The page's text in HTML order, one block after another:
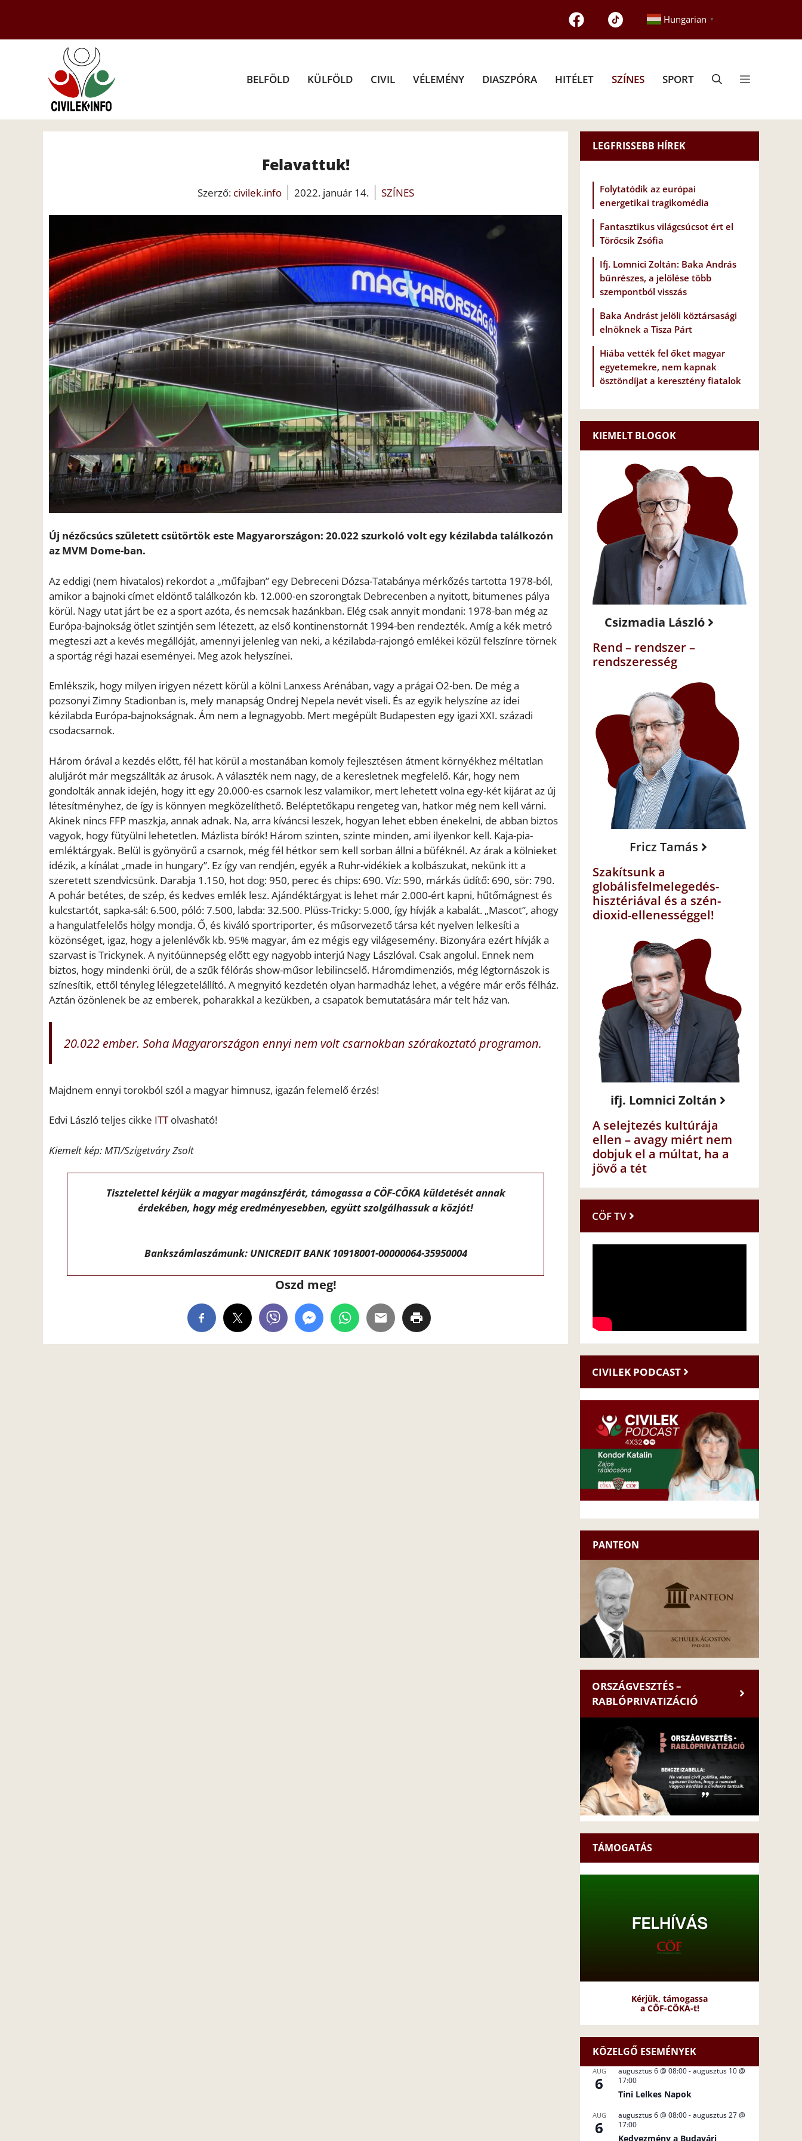
tartalomba
Hungarian ▼
BELFÖLD KÜLFÖLD CIVIL VÉLEMÉNY DIASZPÓRA HITÉLET SZÍNES SPORT
Felavattuk!
Szerző: civilek.info 2022. január 14. SZÍNES
Új nézőcsúcs született csütörtök este Magyarországon: 20.022 szurkoló volt egy kézilabda találkozón
az MVM Dome-ban.
Az eddigi (nem hivatalos) rekordot a „műfajban” egy Debreceni Dózsa-Tatabánya mérkőzés tartotta 1978-ból,
amikor a bajnoki címet eldöntő találkozón kb. 12.000-en szorongtak Debrecenben a nyitott, bitumenes pálya
körül. Nagy utat járt be ez a sport azóta, és nemcsak hazánkban. Elég csak annyit mondani: 1978-ban még az
Európa-bajnokság ötlet szintjén sem létezett, az első kontinenstornát 1994-ben rendezték. Amíg a kék metró
megteszi azt a kevés megállóját, amennyi jelenleg van neki, a kézilabda-rajongó emlékei közül felszínre törnek
a sportág régi hazai eseményei. Meg azok helyszínei.
Emlékszik, hogy milyen irigyen nézett körül a kölni Lanxess Arénában, vagy a prágai O2-ben. De még a
pozsonyi Zimny Stadionban is, mely manapság Ondrej Nepela nevét viseli. És az egyik helyszíne az idei
kézilabda Európa-bajnokságnak. Ám nem a legnagyobb. Mert megépült Budapesten egy igazi XXI. századi
csodacsarnok.
Három órával a kezdés előtt, fél hat körül a mostanában komoly fejlesztésen átment környékhez méltatlan
aluljárót már megszállták az árusok. A választék nem nagy, de a keresletnek megfelelő. Kár, hogy nem
gondolták annak idején, hogy itt egy 20.000-es csarnok lesz valamikor, mert lehetett volna egy-két kijárat az új
létesítményhez, de így is könnyen megközelíthető. Beléptetőkapu rengeteg van, hatkor még nem kell várni.
Akinek nincs FFP maszkja, annak adnak. Na, arra kíváncsi leszek, hogyan lehet ebben énekelni, de abban biztos
vagyok, hogy fütyülni lehetetlen. Mázlista bírók! Három szinten, szinte minden, ami ilyenkor kell. Kaja-pia-
emléktárgyak. Belül is gyönyörű a csarnok, még fél hétkor sem kell sorban állni a büféknél. Az árak a kölnieket
idézik, a kínálat „made in hungary”. Ez így van rendjén, egyék a Ruhr-vidékiek a kolbászukat, nekünk itt a
szeretett szendvicsünk. Darabja 1.150, hot dog: 950, perec és chips: 690. Víz: 590, márkás üdítő: 690, sör: 790.
A pohár betétes, de szép, és kedves emlék lesz. Ajándéktárgyat is lehet már 2.000-ért kapni, hűtőmágnest és
kulcstartót, sapka-sál: 6.500, póló: 7.500, labda: 32.500. Plüss-Tricky: 5.000, így hívják a kabalát. „Mascot”, ahogy
a hangulatfelelős hölgy mondja. Ő, és kiváló sportriporter, és műsorvezető társa két nyelven lelkesíti a
közönséget, igaz, hogy a jelenlévők kb. 95% magyar, ám ez mégis egy világesemény. Bizonyára ezért hívják a
szarvast is Trickynek. A nyitóünnepség előtt egy nagyobb interjú Nagy Lászlóval. Csak angolul. Ennek nem
biztos, hogy mindenki örül, de a szűk félórás show-műsor lebilincselő. Háromdimenziós, még légtornászok is
színesítik, ettől tényleg lélegzetelállító. A megnyitó kezdetén olyan harmadház lehet, a végére már erős félház.
Aztán özönlenek be az emberek, poharakkal a kezükben, a csapatok bemutatására már telt ház van.
20.022 ember. Soha Magyarországon ennyi nem volt csarnokban szórakoztató programon.
Majdnem ennyi torokból szól a magyar himnusz, igazán felemelő érzés!
Edvi László teljes cikke ITTolvasható!
Kiemelt kép: MTI/Szigetváry Zsolt
Tisztelettel kérjük a magyar magánszférát, támogassa a CÖF-CÖKA küldetését annak
érdekében, hogy még eredményesebben, együtt szolgálhassuk a közjót!
Bankszámlaszámunk: UNICREDIT BANK 10918001-00000064-35950004
Oszd meg!
LEGFRISSEBB HÍREK
Folytatódik az európai
energetikai tragikomédia
Fantasztikus világcsúcsot ért el
Törőcsik Zsófia
Ifj. Lomnici Zoltán: Baka András
bűnrészes, a jelölése több
szempontból visszás
Baka Andrást jelöli köztársasági
elnöknek a Tisza Párt
Hiába vették fel őket magyar
egyetemekre, nem kapnak
ösztöndíjat a keresztény fiatalok
KIEMELT BLOGOK
Csizmadia László
Rend – rendszer –
rendszeresség
Fricz Tamás
Szakítsunk a
globálisfelmelegedés-
hisztériával és a szén-
dioxid-ellenességgel!
ifj. Lomnici Zoltán
A selejtezés kultúrája
ellen – avagy miért nem
dobjuk el a múltat, ha a
jövő a tét
CÖF TV
CIVILEK PODCAST
PANTEON
ORSZÁGVESZTÉS –
RABLÓPRIVATIZÁCIÓ
TÁMOGATÁS
Kérjük, támogassa
a CÖF-CÖKA-t!
KÖZELGŐ ESEMÉNYEK
AUG
6
augusztus 6 @ 08:00-augusztus 10 @
17:00
Tini Lelkes Napok
AUG
6
augusztus 6 @ 08:00-augusztus 27 @
17:00
Kedvezmény a Budavári